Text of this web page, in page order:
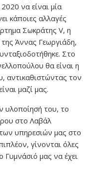
να είναι μία
κάποιες αλλαγές
Σωκράτης V, η
Άννας Γεωργιάδη,
Στο
θα είναι η
αντικαθιστώντας τον
μαζί μας.
υλοποίησή του, το
στο Λαβάλ
υπηρεσιών μας στο
γίνονται όλες
Γυμνάσιό μας να έχει